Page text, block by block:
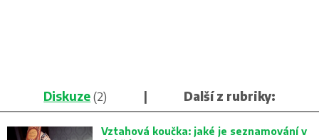
Diskuze(2) | Další z rubriky:
Vztahová koučka: jaké je seznamování v